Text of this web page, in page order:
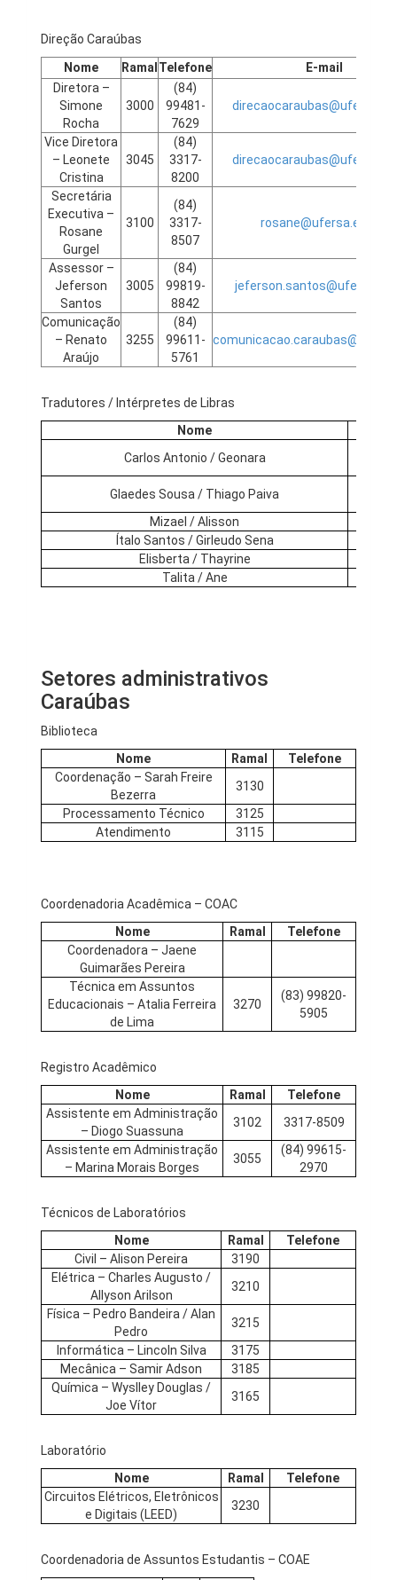
Direção Caraúbas
Nome
Ramal Telefone
E-mail
Diretora –
Simone
Rocha
3000
(84)
99481-
7629
Vice Diretora
– Leonete
Cristina
3045
(84)
3317-
8200
Secretária
Executiva –
Rosane
Gurgel
3100
(84)
3317-
8507
rosane@ufersa.edu.br
Assessor –
Jeferson
Santos
3005
(84)
99819-
8842
Comunicação
– Renato
Araújo
3255
(84)
99611-
5761
Tradutores / Intérpretes de Libras
Nome
Carlos Antonio / Geonara
Glaedes Sousa / Thiago Paiva
Mizael / Alisson
Ítalo Santos / Girleudo Sena
Elisberta / Thayrine
Talita / Ane
Setores administrativos
Caraúbas
Biblioteca
Nome
Ramal
Telefone
Coordenação – Sarah Freire
Bezerra
3130
Processamento Técnico
3125
Atendimento
3115
Coordenadoria Acadêmica – COAC
Nome
Ramal
Telefone
Coordenadora – Jaene
Guimarães Pereira
Técnica em Assuntos
Educacionais – Atalia Ferreira
de Lima
3270
(83) 99820-
5905
Registro Acadêmico
Nome
Ramal
Telefone
Assistente em Administração
– Diogo Suassuna
3102
3317-8509
Assistente em Administração
– Marina Morais Borges
3055
(84) 99615-
2970
Técnicos de Laboratórios
Nome
Ramal
Telefone
Civil – Alison Pereira
3190
Elétrica – Charles Augusto /
Allyson Arilson
3210
Física – Pedro Bandeira / Alan
Pedro
3215
Informática – Lincoln Silva
3175
Mecânica – Samir Adson
3185
Química – Wyslley Douglas /
Joe Vítor
3165
Laboratório
Nome
Ramal
Telefone
Circuitos Elétricos, Eletrônicos
e Digitais (LEED)
3230
Coordenadoria de Assuntos Estudantis – COAE